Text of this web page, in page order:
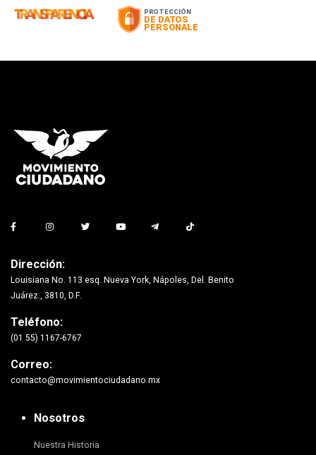
Dirección:
Louisiana No. 113 esq. Nueva York, Nápoles, Del. Benito
Juárez., 3810, D.F.
Teléfono:
(01 55) 1167-6767
Correo:
contacto@movimientociudadano.mx
Nosotros
Nuestra Historia